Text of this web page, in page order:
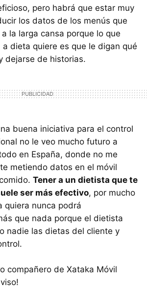
pero habrá que estar muy
los datos de los menús que
la larga cansa porque lo que
a dieta quiere es que le digan qué
dejarse de historias.
buena iniciativa para el control
no le veo mucho futuro a
en España, donde no me
metiendo datos en el móvil
Tener a un dietista que te
ser más efectivo, por mucho
quiera nunca podrá
que nada porque el dietista
nadie las dietas del cliente y
compañero de Xataka Móvil